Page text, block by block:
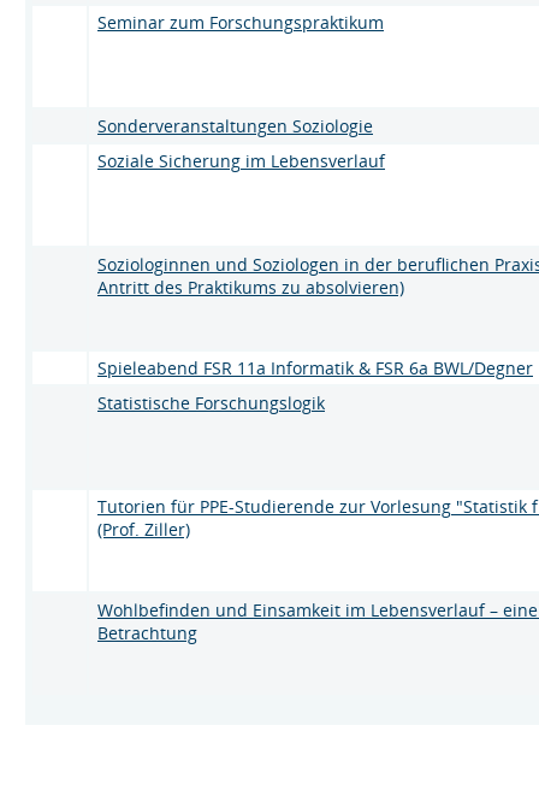
Seminar zum Forschungspraktikum
Sonderveranstaltungen Soziologie
Soziale Sicherung im Lebensverlauf
Soziologinnen und Soziologen in der beruflichen
Antritt des Praktikums zu absolvieren)
Spieleabend FSR 11a Informatik & FSR 6a BWL/Degner
Statistische Forschungslogik
Tutorien für PPE-Studierende zur Vorlesung "Statistik
(Prof. Ziller)
Wohlbefinden und Einsamkeit im Lebensverlauf –
Betrachtung